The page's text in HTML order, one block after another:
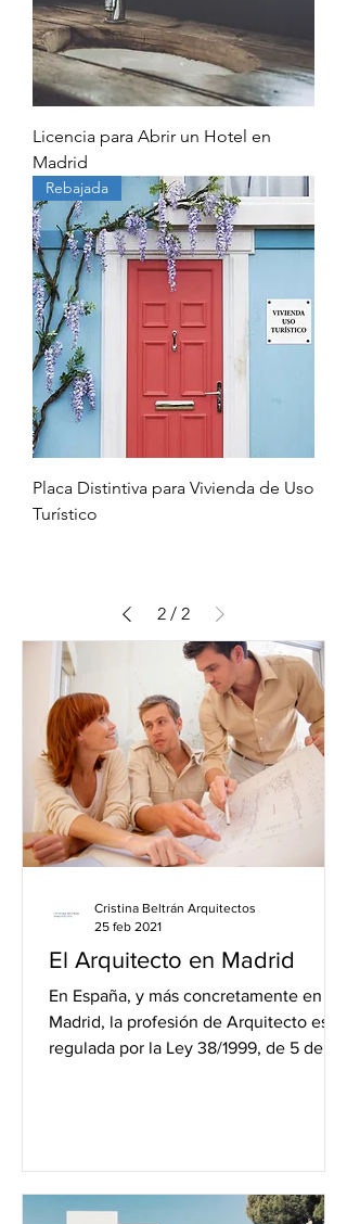
Licencia para Abrir un Hotel en
Madrid
Rebajada
Placa Distintiva para Vivienda de Uso
Turístico
2 / 2
El Arquitecto en Madrid
En España, y más concretamente en
Madrid, la profesión de Arquitecto está
regulada por la Ley 38/1999, de 5 de
Cristina Beltrán Arquitectos
25 feb 2021